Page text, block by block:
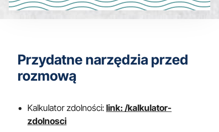
Przydatne narzędzia przed
rozmową
Kalkulator zdolności:link: /kalkulator-
zdolnosci